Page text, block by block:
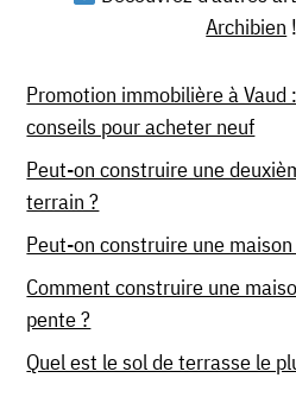
Archibien !
Promotion immobilière à
conseils pour acheter neuf
Peut-on construire une
terrain ?
Peut-on construire une
Comment construire une
pente ?
Quel est le sol de terrasse le